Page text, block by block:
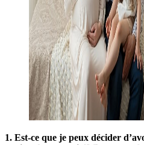
1. Est-ce que je peux décider